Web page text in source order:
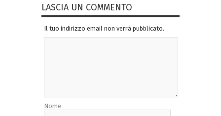
LASCIA UN COMMENTO
Il tuo indirizzo email non verrà pubblicato.
Nome